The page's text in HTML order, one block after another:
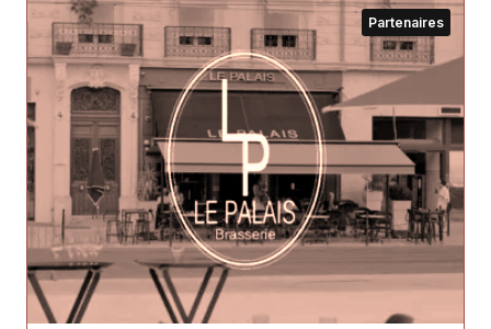
Partenaires